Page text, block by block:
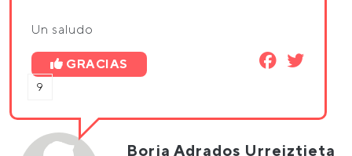
Un saludo
GRACIAS
9
Borja Adrados Urreiztieta